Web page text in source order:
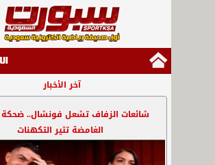
آخر الأخبار
شائعات الزفاف تشعل فونشال.. ضحكة
الغامضة تثير التكهنات